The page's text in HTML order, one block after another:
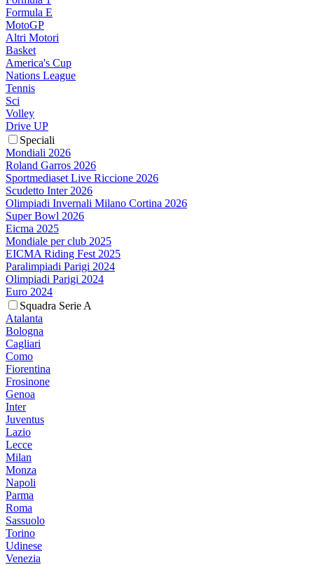
Formula E
MotoGP
Altri Motori
Basket
America's Cup
Nations League
Tennis
Sci
Volley
Drive UP
Speciali
Mondiali 2026
Roland Garros 2026
Sportmediaset Live Riccione 2026
Scudetto Inter 2026
Olimpiadi Invernali Milano Cortina 2026
Super Bowl 2026
Eicma 2025
Mondiale per club 2025
EICMA Riding Fest 2025
Paralimpiadi Parigi 2024
Olimpiadi Parigi 2024
Euro 2024
Squadra Serie A
Atalanta
Bologna
Cagliari
Como
Fiorentina
Frosinone
Genoa
Inter
Juventus
Lazio
Lecce
Milan
Monza
Napoli
Parma
Roma
Sassuolo
Torino
Udinese
Venezia